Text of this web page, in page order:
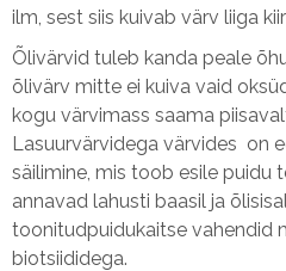
ilm, sest siis kuivab värv liiga
Õlivärvid tuleb kanda peale
õlivärv mitte ei kuiva vaid
kogu värvimass saama
Lasuurvärvidega värvides on
säilimine, mis toob esile puidu
annavad lahusti baasil ja
toonitudpuidukaitse vahendid
biotsiididega.